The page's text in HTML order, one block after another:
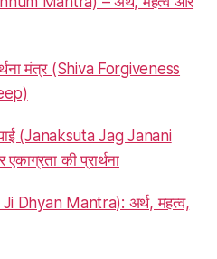
मंत्र (Shiva Forgiveness
(Janaksuta Jag Janani
की प्रार्थना
Ji Dhyan Mantra): अर्थ, महत्व,